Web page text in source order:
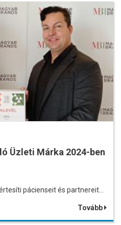
Üzleti Márka 2024-ben
pácienseit és partnereit…
Tovább